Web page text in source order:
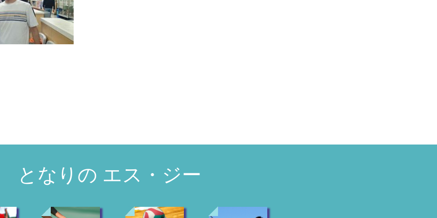
となりの エス・ジー